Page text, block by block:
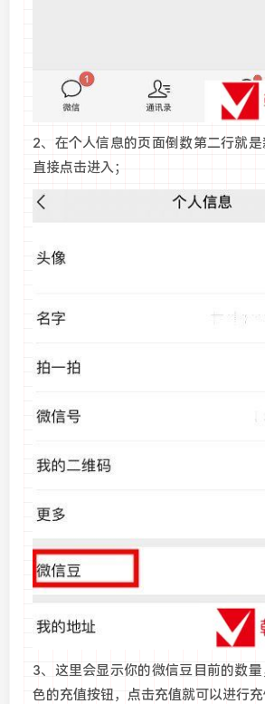
2、在个人信息的页面倒数第二行就是
直接点击进入；
3、这里会显示你的微信豆目前的数
色的充值按钮，点击充值就可以进行充